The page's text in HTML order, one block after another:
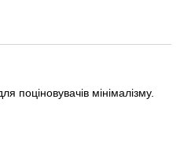
поціновувачів мінімалізму.